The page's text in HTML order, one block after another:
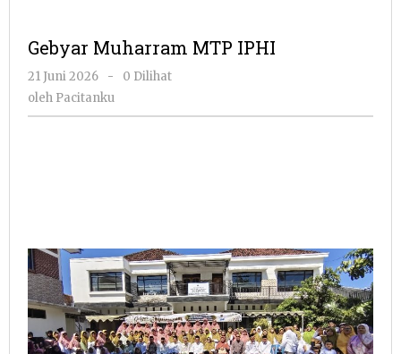
Gebyar Muharram MTP IPHI
21 Juni 2026
oleh
Pacitanku
-
0 Dilihat
oleh Pacitanku